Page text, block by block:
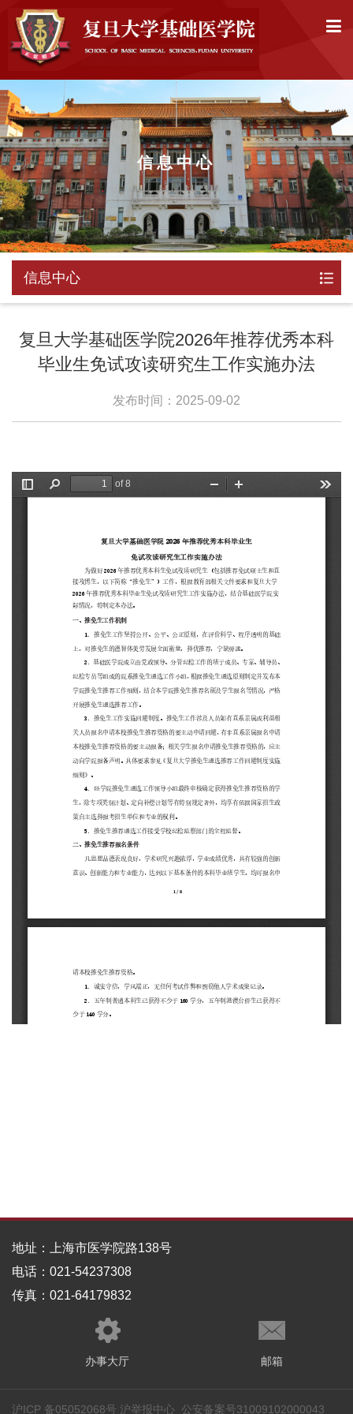
信息中心
信息中心
复旦大学基础医学院2026年推荐优秀本科
毕业生免试攻读研究生工作实施办法
发布时间：2025-09-02
地址：上海市医学院路138号
电话：021-54237308
传真：021-64179832
办事大厅 邮箱
沪ICP 备05052068号 沪举报中心 公安备案号31009102000043